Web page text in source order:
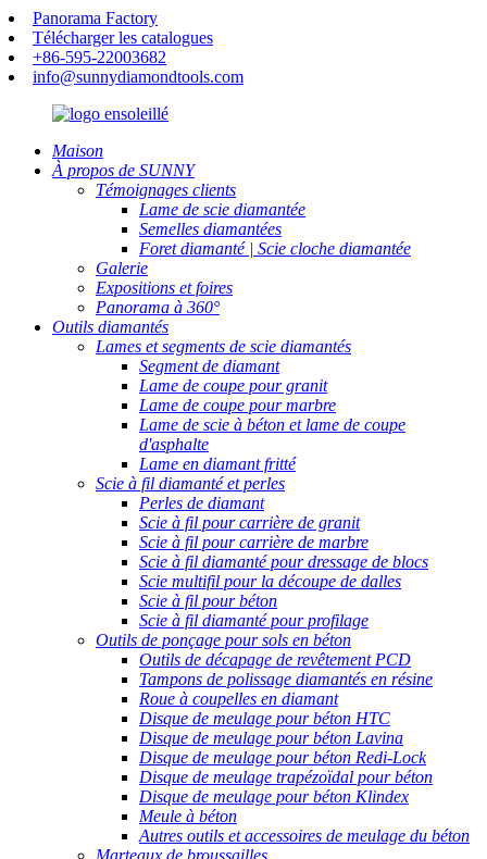
Panorama Factory
Télécharger les catalogues
+86-595-22003682
info@sunnydiamondtools.com
Maison
À propos de SUNNY
Témoignages clients
Lame de scie diamantée
Semelles diamantées
Foret diamanté | Scie cloche diamantée
Galerie
Expositions et foires
Panorama à 360°
Outils diamantés
Lames et segments de scie diamantés
Segment de diamant
Lame de coupe pour granit
Lame de coupe pour marbre
Lame de scie à béton et lame de coupe
d'asphalte
Lame en diamant fritté
Scie à fil diamanté et perles
Perles de diamant
Scie à fil pour carrière de granit
Scie à fil pour carrière de marbre
Scie à fil diamanté pour dressage de blocs
Scie multifil pour la découpe de dalles
Scie à fil pour béton
Scie à fil diamanté pour profilage
Outils de ponçage pour sols en béton
Outils de décapage de revêtement PCD
Tampons de polissage diamantés en résine
Roue à coupelles en diamant
Disque de meulage pour béton HTC
Disque de meulage pour béton Lavina
Disque de meulage pour béton Redi-Lock
Disque de meulage trapézoïdal pour béton
Disque de meulage pour béton Klindex
Meule à béton
Autres outils et accessoires de meulage du béton
Marteaux de broussailles